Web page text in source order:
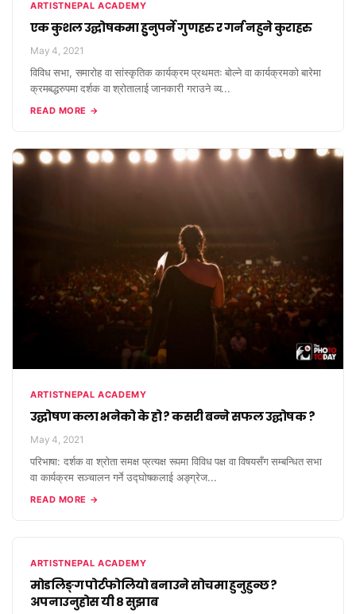
ARTISTNEPAL ACADEMY
एक कुशल उद्घोषकमा हुुनुपर्ने गुणहरु र गर्न नहुने कुराहरु
May 4, 2021
विविध सभा, समारोह वा सांस्कृतिक कार्यक्रम प्रथमतः बोल्ने वा कार्यक्रमको बारेमा
क्रमबद्धरुपमा दर्शक वा श्रोतालाई जानकारी गराउने व्य...
READ MORE →
ARTISTNEPAL ACADEMY
उद्घोषण कला भनेको के हो ? कसरी बन्ने सफल उद्घोषक ?
May 4, 2021
परिभाषा: दर्शक वा श्रोता समक्ष प्रत्यक्ष रूपमा विविध पक्ष वा विषयसँग सम्बन्धित सभा
वा कार्यक्रम सञ्चालन गर्ने उद्घोषकलाई अङ्ग्रेज...
READ MORE →
ARTISTNEPAL ACADEMY
मोडलिङ्ग पोर्टफोलियो बनाउने सोचमा हुनुहुन्छ ?
अपनाउनुहोस यी ८ सुझाब